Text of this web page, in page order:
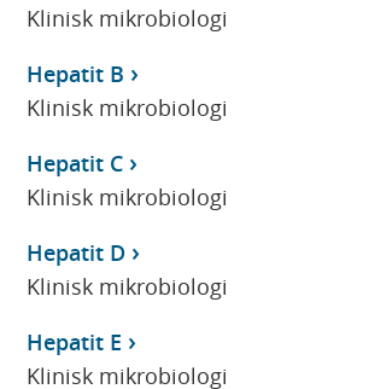
Klinisk mikrobiologi
Hepatit B
Klinisk mikrobiologi
Hepatit C
Klinisk mikrobiologi
Hepatit D
Klinisk mikrobiologi
Hepatit E
Klinisk mikrobiologi